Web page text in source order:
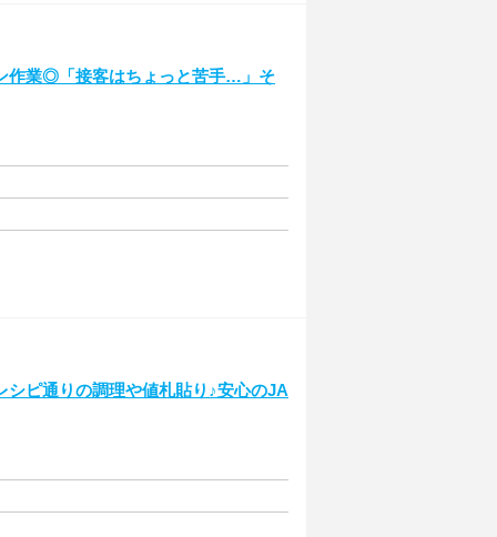
作業◎「接客はちょっと苦手…」そ
ピ通りの調理や値札貼り♪安心のJA